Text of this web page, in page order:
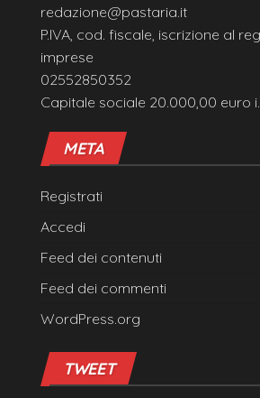
redazione@pastaria.it
P.IVA, cod. fiscale, iscrizione al
imprese
02552850352
Capitale sociale 20.000,00 euro
META
Registrati
Accedi
Feed dei contenuti
Feed dei commenti
WordPress.org
TWEET